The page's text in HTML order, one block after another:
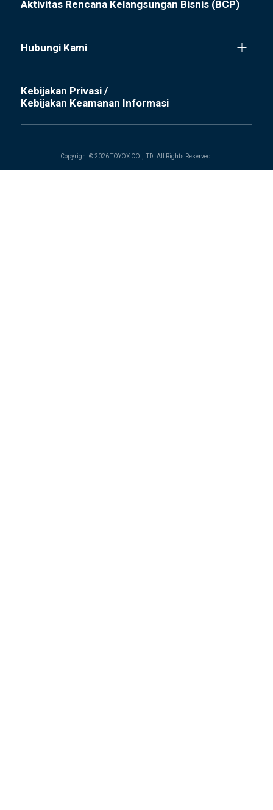
Aktivitas Rencana Kelangsungan Bisnis (BCP)
Hubungi Kami
Kebijakan Privasi /
Kebijakan Keamanan Informasi
Copyright © 2026 TOYOX CO.,LTD. All Rights Reserved.